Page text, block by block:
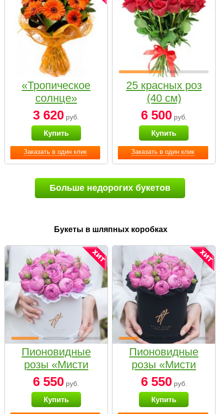
Заказать в один клик
«Тропическое
солнце»
3 620 руб.
Купить
Заказать в один клик
25 красных роз
(40 см)
6 500руб.
Купить
Больше недорогих букетов
Букеты в шляпных коробках
Пионовидные
розы «Мисти
бабблс» в белой
коробке Small
6 550 руб.
Купить
Пионовидные
розы «Мисти
бабблс» в
черной коробке
Small
6 550руб.
Купить